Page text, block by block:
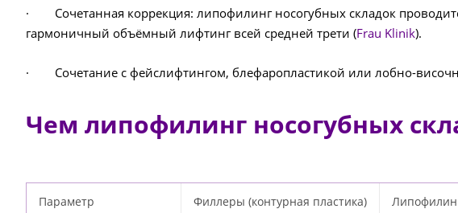
· Сочетанная коррекция: липофилинг носогубных складок
гармоничный объёмный лифтинг всей средней трети (Frau Klinik).
· Сочетание с фейслифтингом, блефаропластикой или лобно-
Чем липофилинг носогубных
Параметр Филлеры (контурная пластика)